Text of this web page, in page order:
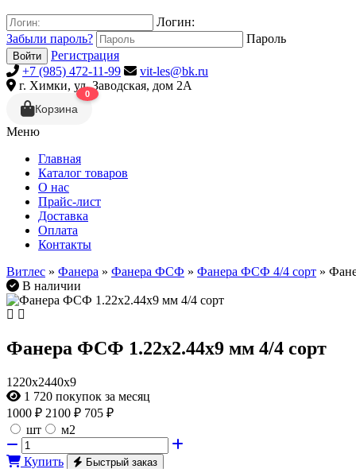
Логин:
Забыли пароль?
Пароль
Войти
Регистрация
+7 (985) 472-11-99
vit-les@bk.ru
г. Химки, ул. Заводская, дом 2А
Корзина
0
Меню
Главная
Каталог товаров
О нас
Прайс-лист
Доставка
Оплата
Контакты
Витлес » Фанера » Фанера ФСФ » Фанера ФСФ 4/4 сорт »
В наличии
Фанера ФСФ 1.22х2.44х9 мм 4/4 сорт
1220х2440х9
1 720 покупок за месяц
1000 ₽ 2100 ₽ 705 ₽
шт
м2
Купить
Быстрый заказ